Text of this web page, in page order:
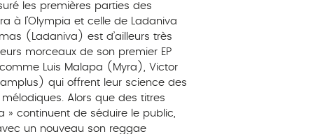
les premières parties des
à l’Olympia et celle de Ladaniva
(Ladaniva) est d’ailleurs très
morceaux de son premier EP
Luis Malapa (Myra), Victor
qui offrent leur science des
Alors que des titres
» continuent de séduire le public,
un nouveau son reggae